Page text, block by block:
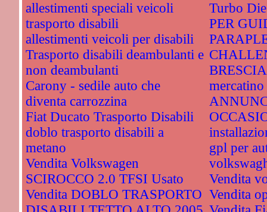
allestimenti speciali veicoli
trasporto disabili
allestimenti veicoli per disabili
Trasporto disabili deambulanti e
non deambulanti
Carony - sedile auto che
diventa carrozzina
Fiat Ducato Trasporto Disabili
doblo trasporto disabili a
metano
Vendita Volkswagen
SCIROCCO 2.0 TFSI Usato
Vendita DOBLO TRASPORTO
Turbo
PER
mercatino
gpl per
Vendita
Vendita